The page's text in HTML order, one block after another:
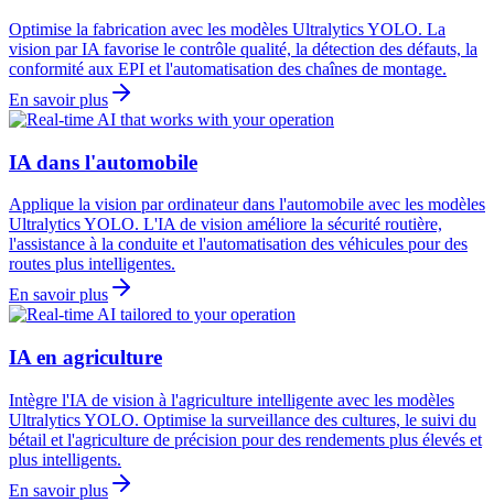
Optimise la fabrication avec les modèles Ultralytics YOLO. La
vision par IA favorise le contrôle qualité, la détection des défauts, la
conformité aux EPI et l'automatisation des chaînes de montage.
En savoir plus
IA dans l'automobile
Applique la vision par ordinateur dans l'automobile avec les modèles
Ultralytics YOLO. L'IA de vision améliore la sécurité routière,
l'assistance à la conduite et l'automatisation des véhicules pour des
routes plus intelligentes.
En savoir plus
IA en agriculture
Intègre l'IA de vision à l'agriculture intelligente avec les modèles
Ultralytics YOLO. Optimise la surveillance des cultures, le suivi du
bétail et l'agriculture de précision pour des rendements plus élevés et
plus intelligents.
En savoir plus